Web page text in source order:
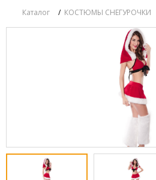
Каталог / КОСТЮМЫ СНЕГУРОЧКИ